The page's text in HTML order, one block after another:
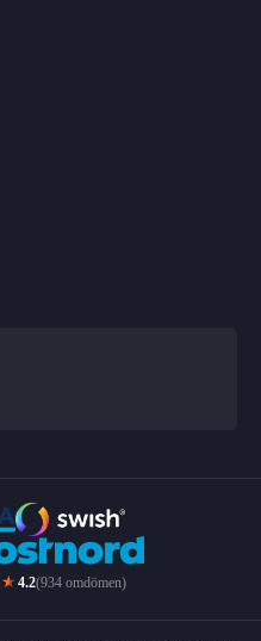
★ 4.2(934 omdömen)